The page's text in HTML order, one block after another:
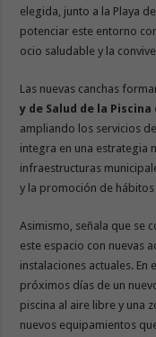
elegida, junto a la Playa
potenciar este entorno
ocio saludable y la
Las nuevas canchas
y de Salud de la
ampliando los servicios
integra en una estrategia
infraestructuras
y la promoción de
Asimismo, señala que se
este espacio con nuevas
instalaciones actuales.
próximos días de un
piscina al aire libre y una
nuevos equipamientos